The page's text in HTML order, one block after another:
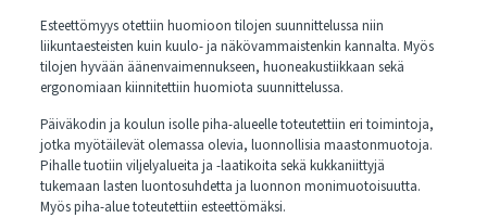
Esteettömyys otettiin huomioon tilojen suunnittelussa niin
liikuntaesteisten kuin kuulo- ja näkövammaistenkin kannalta. Myös
tilojen hyvään äänenvaimennukseen, huoneakustiikkaan sekä
ergonomiaan kiinnitettiin huomiota suunnittelussa.
Päiväkodin ja koulun isolle piha-alueelle toteutettiin eri toimintoja,
jotka myötäilevät olemassa olevia, luonnollisia maastonmuotoja.
Pihalle tuotiin viljelyalueita ja -laatikoita sekä kukkaniittyjä
tukemaan lasten luontosuhdetta ja luonnon monimuotoisuutta.
Myös piha-alue toteutettiin esteettömäksi.